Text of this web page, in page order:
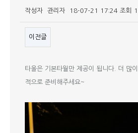
작성자 관리자 18-07-21 17:24 조회
이전글
본문
타올은 기본타월만 제공이 됩니다. 더 많
적으로 준비해주세요~